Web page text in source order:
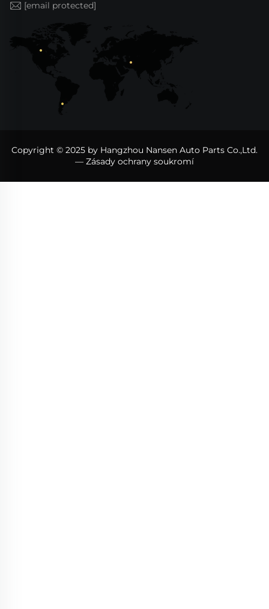
[email protected]
Copyright © 2025 by Hangzhou Nansen Auto Parts Co.,Ltd.
— Zásady ochrany soukromí